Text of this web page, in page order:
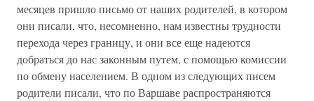
месяцев пришло письмо от наших родителей, в котором
они писали, что, несомненно, нам известны трудности
перехода через границу, и они все еще надеются
добраться до нас законным путем, с помощью комиссии
по обмену населением. В одном из следующих писем
родители писали, что по Варшаве распространяются